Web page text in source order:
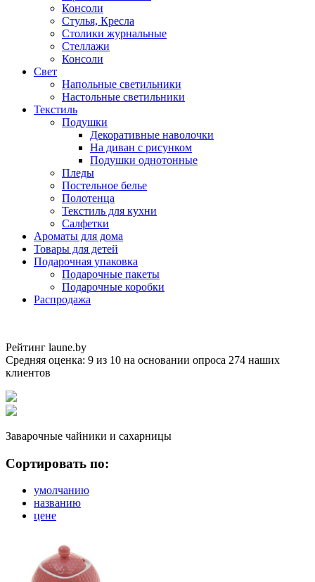
Консоли
Стулья, Кресла
Столики журнальные
Стеллажи
Консоли
Свет
Напольные светильники
Настольные светильники
Текстиль
Подушки
Декоративные наволочки
На диван с рисунком
Подушки однотонные
Пледы
Постельное белье
Полотенца
Текстиль для кухни
Салфетки
Ароматы для дома
Товары для детей
Подарочная упаковка
Подарочные пакеты
Подарочные коробки
Распродажа
Рейтинг laune.by
Средняя оценка: 9 из 10 на основании опроса 274 наших
клиентов
Заварочные чайники и сахарницы
Сортировать по:
умолчанию
названию
цене